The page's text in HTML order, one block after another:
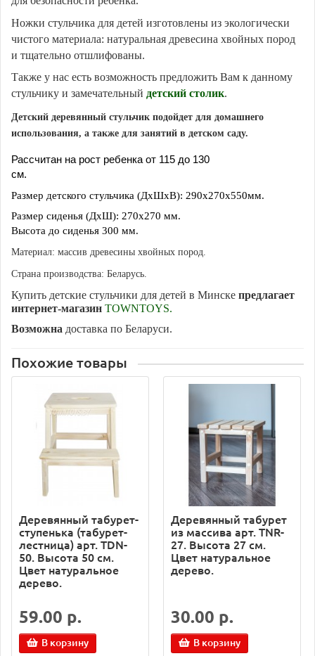
Ножки стульчика для детей изготовлены из экологически
чистого материала: натуральная древесина хвойных пород
и тщательно отшлифованы.
Также у нас есть возможность предложить Вам к данному
стульчику и замечательный детский столик.
Детский деревянный стульчик подойдет для домашнего
использования, а также для занятий в детском саду.
Рассчитан на рост ребенка от 115 до 130
см.
Размер детского стульчика (ДхШхВ): 290х270х550мм.
Размер сиденья (ДхШ): 270х270 мм.
Высота до сиденья 300 мм.
Материал: массив древесины хвойных пород.
Страна производства: Беларусь.
Купить детские стульчики для детей в Минске предлагает
интернет-магазин TOWNTOYS.
Возможна доставка по Беларуси.
Похожие товары
Деревянный табурет-
ступенька (табурет-
лестница) арт. TDN-
50. Высота 50 см.
Цвет натуральное
дерево.
59.00 р.
В корзину
Деревянный табурет
из массива арт. TNR-
27. Высота 27 см.
Цвет натуральное
дерево.
30.00 р.
В корзину